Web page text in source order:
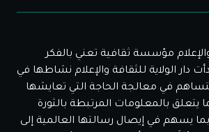
والإعلام مؤسسة ثقافية تعني بالفكر
دار الولاية للثقافة والإعلام نشاطها في
1413هـ لتساهم في معالجة الحاجة التي تعايشها
يتعلق بالمعلومات المرتبطة بالثورة
بما يسهم في إيصال رسالتها العالمية إلى